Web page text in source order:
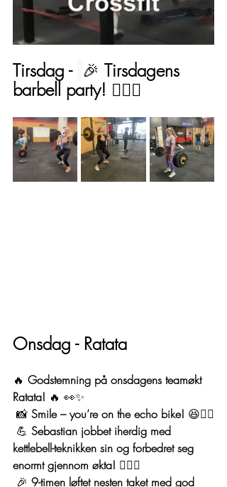
Tirsdag - 🎉 Tirsdagens
barbell party! 🏋️‍♀️💖
Onsdag - Ratata
🔥 Godstemning på onsdagens teamøkt
Ratata! 🔥 👀✨
📸 Smile – you’re on the echo bike! 😆🚴‍♂️
💪 Sebastian jobbet iherdig med
kettlebell-teknikken sin og forbedret seg
enormt gjennom økta! 🏋️‍♂️🔥
🎉 9-timen løftet nesten taket med god